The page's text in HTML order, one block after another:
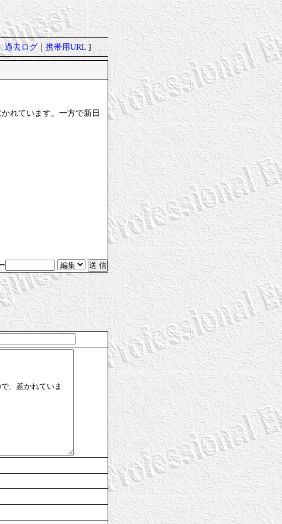
過去ログ｜携帯用URL]
れています。一方で新日